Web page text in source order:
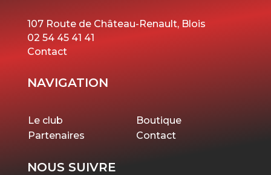
107 Route de Château-Renault, Blois
02 54 45 41 41
Contact
NAVIGATION
Le club
Boutique
Partenaires
Contact
NOUS SUIVRE